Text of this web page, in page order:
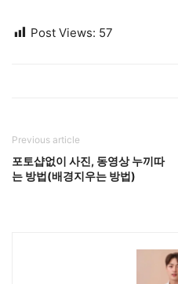
Post Views: 57
Previous article
포토샵없이 사진, 동영상 누끼따
는 방법(배경지우는 방법)